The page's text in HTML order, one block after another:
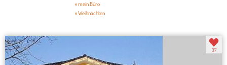
» mein Büro
» Weihnachten
37